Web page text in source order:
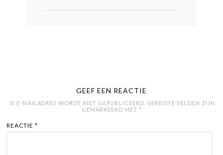
GEEF EEN REACTIE
JE E-MAILADRES WORDT NIET GEPUBLICEERD. VEREISTE VELDEN ZIJN
GEMARKEERD MET *
REACTIE*